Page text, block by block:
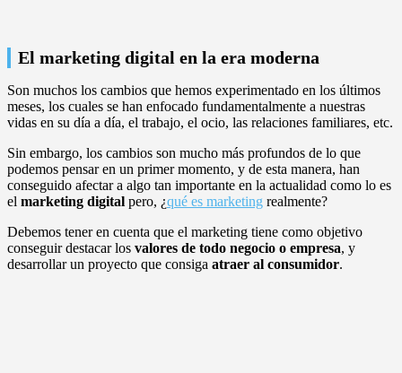
El marketing digital en la era moderna
Son muchos los cambios que hemos experimentado en los últimos
meses, los cuales se han enfocado fundamentalmente a nuestras
vidas en su día a día, el trabajo, el ocio, las relaciones familiares, etc.
Sin embargo, los cambios son mucho más profundos de lo que
podemos pensar en un primer momento, y de esta manera, han
conseguido afectar a algo tan importante en la actualidad como lo es
el marketing digital pero, ¿qué es marketing realmente?
Debemos tener en cuenta que el marketing tiene como objetivo
conseguir destacar los valores de todo negocio o empresa, y
desarrollar un proyecto que consiga atraer al consumidor.